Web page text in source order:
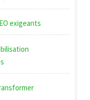
exigeants